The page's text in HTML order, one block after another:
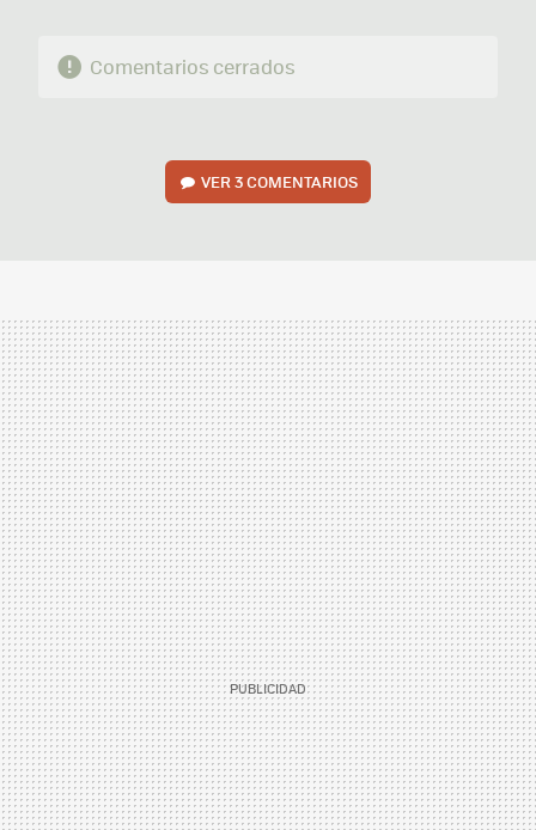
Comentarios cerrados
VER3 COMENTARIOS